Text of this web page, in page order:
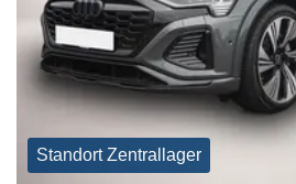
Standort Zentrallager